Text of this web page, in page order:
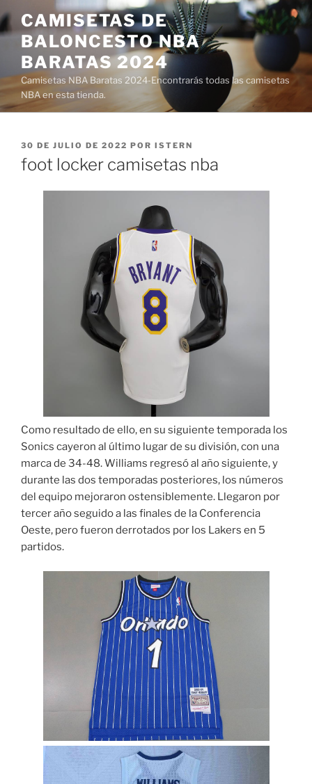
al
contenido
CAMISETAS DE
BALONCESTO NBA
BARATAS 2024
Camisetas NBA Baratas 2024-Encontrarás todas las camisetas
NBA en esta tienda.
PUBLICADO
EL
30 DE JULIO DE 2022 POR ISTERN
foot locker camisetas nba
Como resultado de ello, en su siguiente temporada los
Sonics cayeron al último lugar de su división, con una
marca de 34-48. Williams regresó al año siguiente, y
durante las dos temporadas posteriores, los números
del equipo mejoraron ostensiblemente. Llegaron por
tercer año seguido a las finales de la Conferencia
Oeste, pero fueron derrotados por los Lakers en 5
partidos.